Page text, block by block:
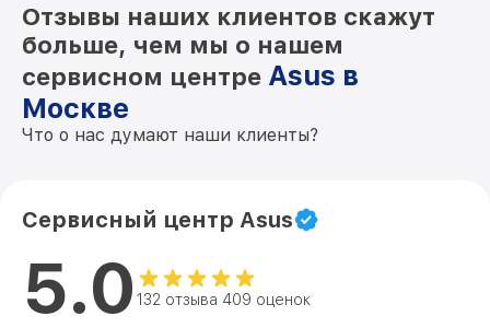
Отзывы наших клиентов скажут
больше, чем мы о нашем
сервисном центре Asus в
Москве
Что о нас думают наши клиенты?
Сервисный центр Asus
5.0 132 отзыва 409 оценок